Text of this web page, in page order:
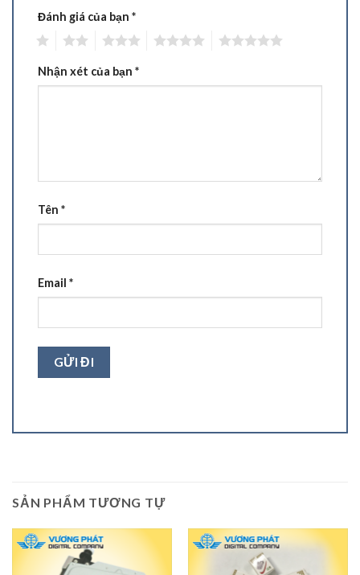
Đánh giá của bạn *
Nhận xét của bạn *
Tên *
Email *
SẢN PHẨM TƯƠNG TỰ